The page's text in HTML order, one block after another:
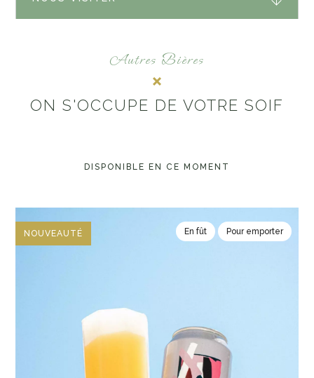
Autres Bières
ON S'OCCUPE DE VOTRE SOIF
DISPONIBLE EN CE MOMENT
NOUVEAUTÉ En fût Pour emporter